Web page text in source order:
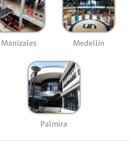
Manizales Medellín
Palmira